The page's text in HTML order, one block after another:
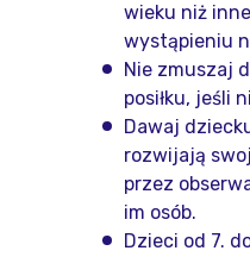
wieku niż
wystąpieniu
Nie zmuszaj
posiłku, jeśli
Dawaj
rozwijają
przez
im osób.
Dzieci od 7.